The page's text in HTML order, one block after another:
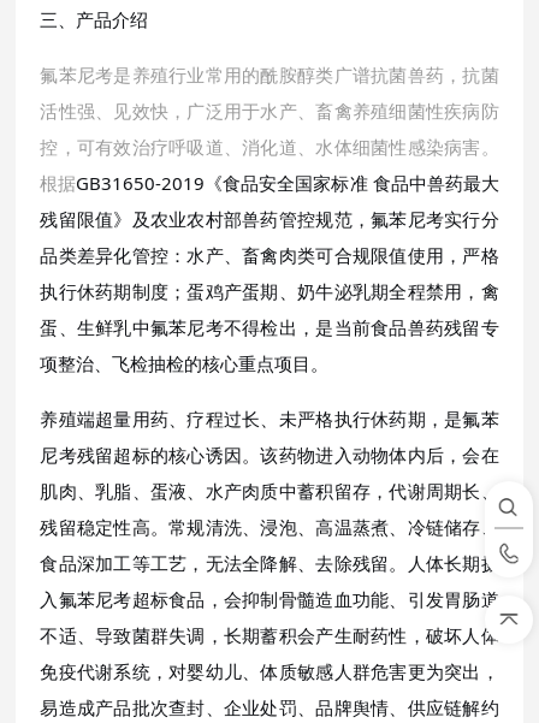
三、产品介绍
氟苯尼考是养殖行业常用的酰胺醇类广谱抗菌兽药，抗菌
活性强、见效快，广泛用于水产、畜禽养殖细菌性疾病防
控，可有效治疗呼吸道、消化道、水体细菌性感染病害。
根据GB31650-2019《食品安全国家标准 食品中兽药最大
残留限值》及农业农村部兽药管控规范，氟苯尼考实行分
品类差异化管控：水产、畜禽肉类可合规限值使用，严格
执行休药期制度；蛋鸡产蛋期、奶牛泌乳期全程禁用，禽
蛋、生鲜乳中氟苯尼考不得检出，是当前食品兽药残留专
项整治、飞检抽检的核心重点项目。
养殖端超量用药、疗程过长、未严格执行休药期，是氟苯
尼考残留超标的核心诱因。该药物进入动物体内后，会在
肌肉、乳脂、蛋液、水产肉质中蓄积留存，代谢周期长、
残留稳定性高。常规清洗、浸泡、高温蒸煮、冷链储存、
食品深加工等工艺，无法全降解、去除残留。人体长期摄
入氟苯尼考超标食品，会抑制骨髓造血功能、引发胃肠道
不适、导致菌群失调，长期蓄积会产生耐药性，破坏人体
免疫代谢系统，对婴幼儿、体质敏感人群危害更为突出，
易造成产品批次查封、企业处罚、品牌舆情、供应链解约